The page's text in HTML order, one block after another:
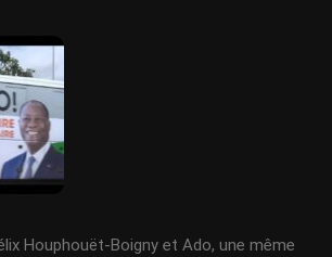
Houphouët-Boigny et Ado, une même